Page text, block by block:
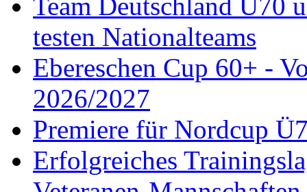
Team Deutschland Ü70
testen Nationalteams
Ebereschen Cup 60+ -
2026/2027
Premiere für Nordcup
Erfolgreiches